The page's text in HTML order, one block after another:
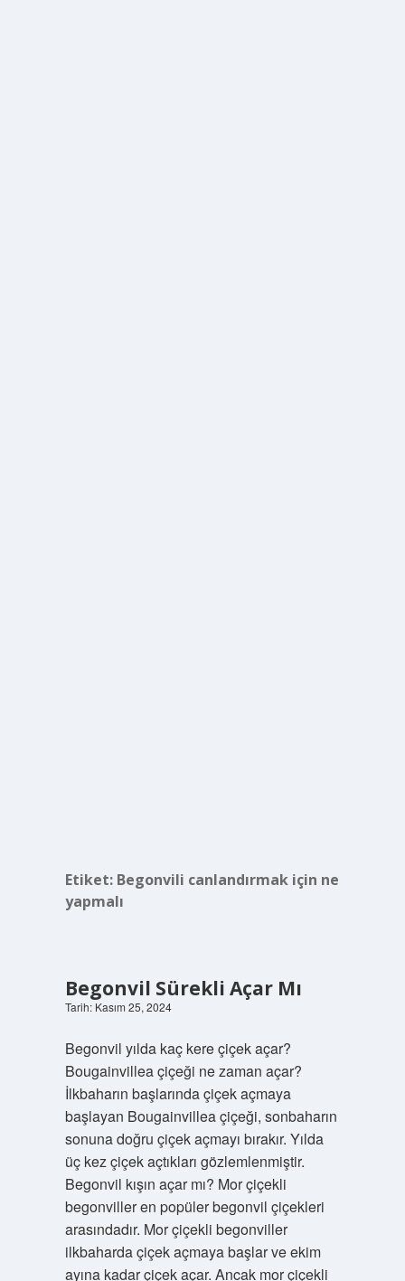
Etiket: Begonvili canlandırmak için ne
yapmalı
Begonvil Sürekli Açar Mı
Tarih: Kasım 25, 2024
Begonvil yılda kaç kere çiçek açar?
Bougainvillea çiçeği ne zaman açar?
İlkbaharın başlarında çiçek açmaya
başlayan Bougainvillea çiçeği, sonbaharın
sonuna doğru çiçek açmayı bırakır. Yılda
üç kez çiçek açtıkları gözlemlenmiştir.
Begonvil kışın açar mı? Mor çiçekli
begonviller en popüler begonvil çiçekleri
arasındadır. Mor çiçekli begonviller
ilkbaharda çiçek açmaya başlar ve ekim
ayına kadar çiçek açar. Ancak mor çiçekli